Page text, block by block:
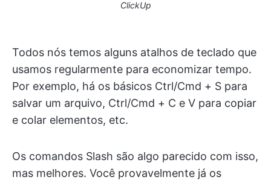
ClickUp
Todos nós temos alguns atalhos de teclado que
usamos regularmente para economizar tempo.
Por exemplo, há os básicos Ctrl/Cmd + S para
salvar um arquivo, Ctrl/Cmd + C e V para copiar
e colar elementos, etc.
Os comandos Slash são algo parecido com isso,
mas melhores. Você provavelmente já os